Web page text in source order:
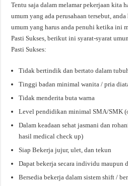
Tentu saja dalam melamar pekerjaan kita
umum yang ada perusahaan tersebut,
umum yang harus anda penuhi ketika ini
Pasti Sukses, berikut ini syarat-syarat
Pasti Sukses:
Tidak bertindik dan bertato dalam
Tinggi badan minimal wanita / pria
Tidak menderita buta warna
Level pendidikan minimal SMA/SMK
Dalam keadaan sehat jasmani dan
hasil medical check up)
Siap Bekerja jujur, ulet, dan tekun
Dapat bekerja secara individu maupun
Bersedia bekerja dalam sistem shift /